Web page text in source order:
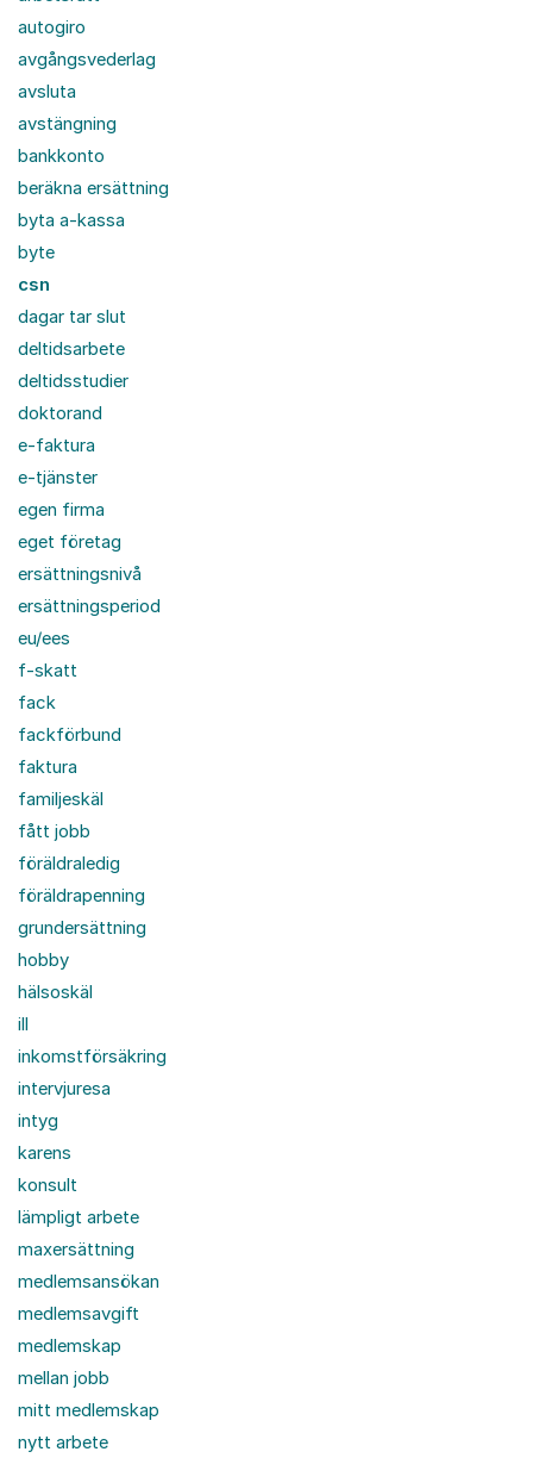
autogiro
avgångsvederlag
avsluta
avstängning
bankkonto
beräkna ersättning
byta a-kassa
byte
csn
dagar tar slut
deltidsarbete
deltidsstudier
doktorand
e-faktura
e-tjänster
egen firma
eget företag
ersättningsnivå
ersättningsperiod
eu/ees
f-skatt
fack
fackförbund
faktura
familjeskäl
fått jobb
föräldraledig
föräldrapenning
grundersättning
hobby
hälsoskäl
ill
inkomstförsäkring
intervjuresa
intyg
karens
konsult
lämpligt arbete
maxersättning
medlemsansökan
medlemsavgift
medlemskap
mellan jobb
mitt medlemskap
nytt arbete